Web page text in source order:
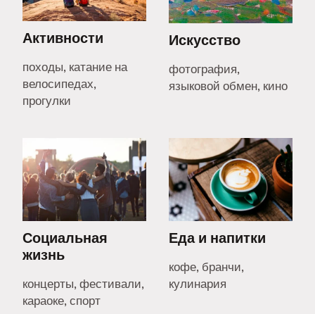
Активности
походы, катание на
велосипедах,
прогулки
Искусство
фотография,
языковой обмен, кино
Социальная
жизнь
концерты, фестивали,
караоке, спорт
Еда и напитки
кофе, бранчи,
кулинария